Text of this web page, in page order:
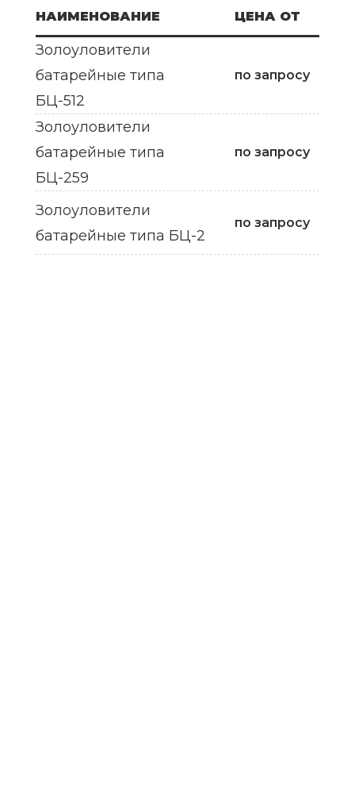
НАИМЕНОВАНИЕ ЦЕНА ОТ
Золоуловители
батарейные типа
БЦ-512
по запросу
Золоуловители
батарейные типа
БЦ-259
по запросу
Золоуловители
батарейные типа БЦ-2
по запросу